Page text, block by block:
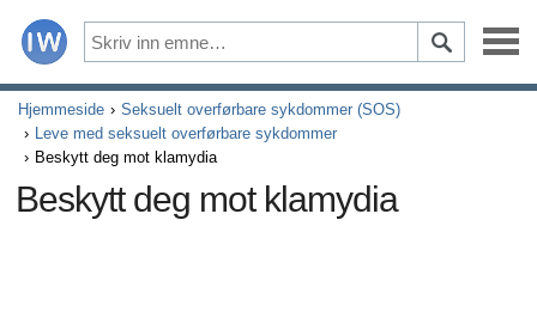
Sykdommer
Symptomer
Legemidler og kosttilskudd
Hjemmeside
Seksuelt overførbare sykdommer (SOS)
Leve med seksuelt overførbare sykdommer
Beskytt deg mot klamydia
Beskytt deg mot klamydia